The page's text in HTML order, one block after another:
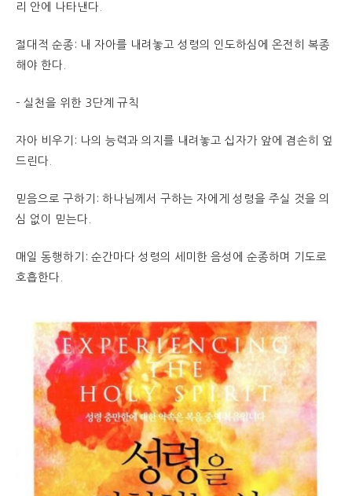
리 안에 나타낸다.
절대적 순종: 내 자아를 내려놓고 성령의 인도하심에 온전히 복종
해야 한다.
– 실천을 위한 3단계 규칙
자아 비우기: 나의 능력과 의지를 내려놓고 십자가 앞에 겸손히 엎
드린다.
믿음으로 구하기: 하나님께서 구하는 자에게 성령을 주실 것을 의
심 없이 믿는다.
매일 동행하기: 순간마다 성령의 세미한 음성에 순종하며 기도로
호흡한다.